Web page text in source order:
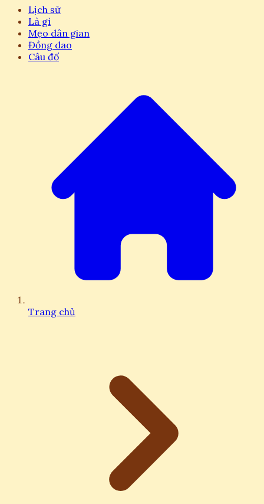
Lịch sử
Là gì
Mẹo dân gian
Đồng dao
Câu đố
Trang chủ